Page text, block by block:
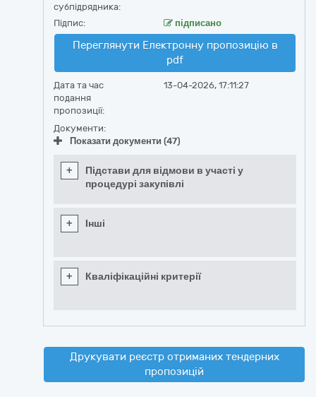
субпідрядника:
Підпис:
підписано
Переглянути Електронну пропозицію в
pdf
Дата та час
подання
пропозиції:
13-04-2026, 17:11:27
Документи:
Показати документи (47)
+
Підстави для відмови в участі у
процедурі закупівлі
+ Інші
+ Кваліфікаційні критерії
Друкувати реєстр отриманих тендерних
пропозицій